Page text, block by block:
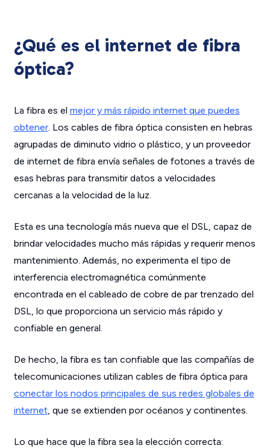
¿Qué es el internet de fibra
óptica?
La fibra es el mejor y más rápido internet que puedes
obtener. Los cables de fibra óptica consisten en hebras
agrupadas de diminuto vidrio o plástico, y un proveedor
de internet de fibra envía señales de fotones a través de
esas hebras para transmitir datos a velocidades
cercanas a la velocidad de la luz.
Esta es una tecnología más nueva que el DSL, capaz de
brindar velocidades mucho más rápidas y requerir menos
mantenimiento. Además, no experimenta el tipo de
interferencia electromagnética comúnmente
encontrada en el cableado de cobre de par trenzado del
DSL, lo que proporciona un servicio más rápido y
confiable en general.
De hecho, la fibra es tan confiable que las compañías de
telecomunicaciones utilizan cables de fibra óptica para
conectar los nodos principales de sus redes globales de
internet, que se extienden por océanos y continentes.
Lo que hace que la fibra sea la elección correcta: